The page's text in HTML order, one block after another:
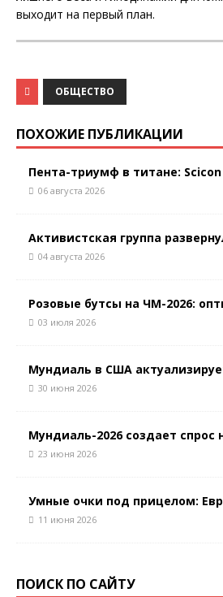
выходит на первый план.
ОБЩЕСТВО
ПОХОЖИЕ ПУБЛИКАЦИИ
Пента-триумф в титане: Scicon
06 августа 2026
Активистская группа
04 августа 2026
Розовые бутсы на ЧМ-2026:
03 июля 2026
Мундиаль в США
30 июня 2026
Мундиаль-2026 создает спрос
23 июня 2026
Умные очки под прицелом:
11 июня 2026
ПОИСК ПО САЙТУ